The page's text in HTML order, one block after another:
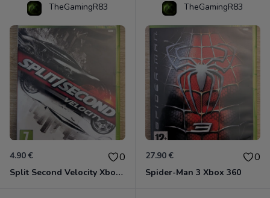
TheGamingR83
4.90 € 0
Split Second Velocity Xbox 360
TheGamingR83
27.90 € 0
Spider-Man 3 Xbox 360